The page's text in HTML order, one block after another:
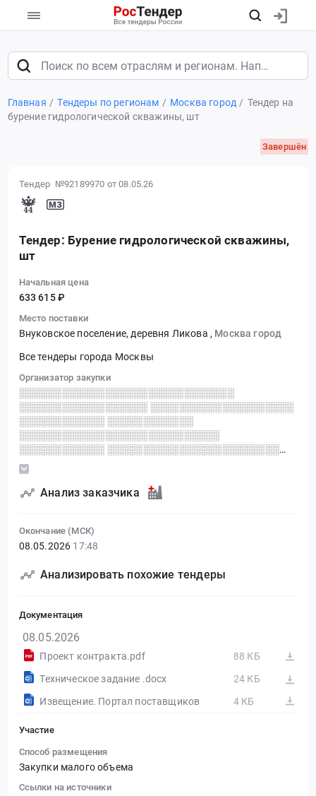
Главная Тендеры по регионам Москва город
Тендер на
бурение гидрологической скважины, шт
Завершён
Тендер №92189970 от 08.05.26
Тендер: Бурение гидрологической скважины,
шт
Начальная цена
633 615 ₽
Место поставки
Внуковское поселение, деревня Ликова , Москва город
Все тендеры города Москвы
Организатор закупки
░░░░░░░░░░░░░░░░░░░░░░░░░░░░░░
░░░░░░░░░░░░░░░░░░ ░░░░░░░░░░░░░░░░░░░░
░░░░░░░░░░░░ ░░░░░░░░░░░░
░░░░░░░░░░░░░░░░░░░░░░░░░░░░
░░░░░░░░░░░░ ░░░░░░░░░░░░░░░░░░░░░░░░
░░░░░░░░░░░░░░░░░░░░░░░░░░░░░░░░░░
░░░░░░░░░░░░░░
Анализ заказчика
Окончание (МСК)
08.05.2026 17:48
Анализировать похожие тендеры
Документация
08.05.2026
Проект контракта.pdf
88 КБ
Техническое задание .docx
24 КБ
Извещение. Портал поставщиков
4 КБ
Участие
Способ размещения
Закупки малого объема
Ссылки на источники